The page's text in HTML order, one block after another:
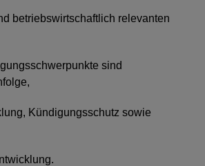
betriebswirtschaftlich relevanten
sind
Kündigungsschutz sowie